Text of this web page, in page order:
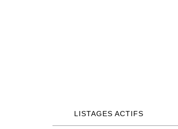
LISTAGES ACTIFS